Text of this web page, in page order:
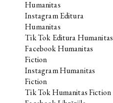
Humanitas
Instagram Editura
Humanitas
Tik Tok Editura Humanitas
Facebook Humanitas
Fiction
Instagram Humanitas
Fiction
Tik Tok Humanitas Fiction